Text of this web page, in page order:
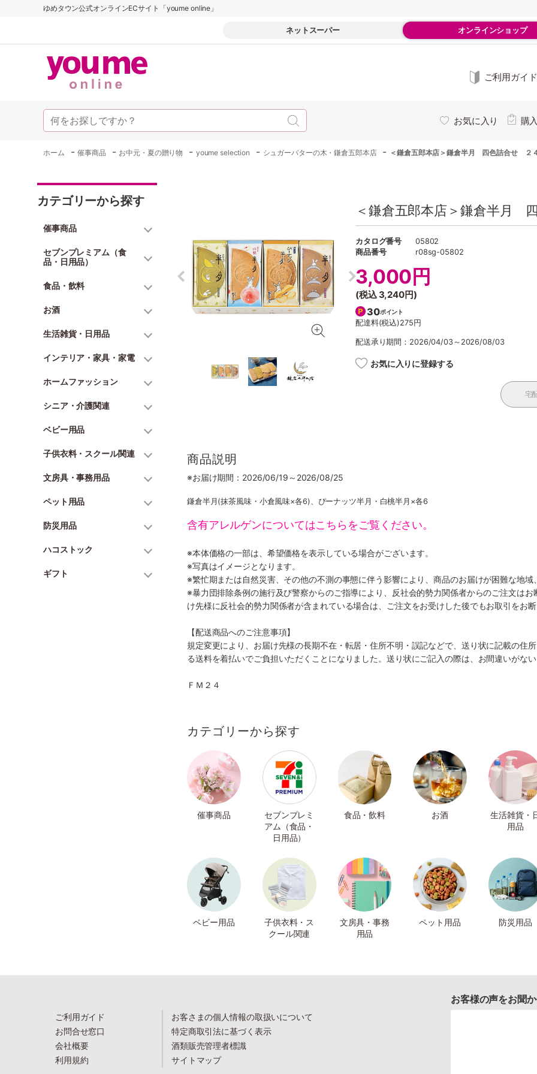
ゆめタウン公式オンラインECサイト「youme online」
ネットスーパー オンラインショップ
ご利用ガイド
お気に入り 購
ホーム -催事商品 - お中元・夏の贈り物 - youme selection - シュガーバターの木・鎌倉五郎本店 - ＜鎌倉五郎本店＞鎌倉半月 四色詰合せ ２
カテゴリーから探す
催事商品
セブンプレミアム（食
品・日用品）
食品・飲料
お酒
生活雑貨・日用品
インテリア・家具・家電
ホームファッション
シニア・介護関連
ベビー用品
子供衣料・スクール関連
文房具・事務用品
ペット用品
防災用品
ハコストック
ギフト
＜鎌倉五郎本店＞鎌倉半月
カタログ番号
05802
商品番号
r08sg-05802
3,000円
(税込 3,240円)
30ポイント
配達料(税込)275円
配送承り期間：2026/04/03～2026/08/03
お気に入りに登録する
宅
商品説明
※お届け期間：2026/06/19～2026/08/25
鎌倉半月(抹茶風味・小倉風味×各6)、ぴーナッツ半月・白桃半月×各6
含有アレルゲンについてはこちらをご覧ください。
※本体価格の一部は、希望価格を表示している場合がございます。
※写真はイメージとなります。
※繁忙期または自然災害、その他の不測の事態に伴う影響により、商品のお届けが困難な地域
※暴力団排除条例の施行及び警察からのご指導により、反社会的勢力関係者からのご注文は
け先様に反社会的勢力関係者が含まれている場合は、ご注文をお受けした後でもお取引をお
【配送商品へのご注意事項】
規定変更により、お届け先様の長期不在・転居・住所不明・誤記などで、送り状に記載の住
る送料を着払いでご負担いただくことになりました。送り状にご記入の際は、お間違いがな
ＦＭ２４
カテゴリーから探す
催事商品
セブンプレミ
アム（食品・
日用品）
食品・飲料 お酒
生活雑貨・
用品
ベビー用品
子供衣料・ス
クール関連
文房具・事務
用品
ペット用品 防災用品
ご利用ガイド
お問合せ窓口
会社概要
利用規約
お客さまの個人情報の取扱いについて
特定商取引法に基づく表示
酒類販売管理者標識
サイトマップ
お客様の声をお聞